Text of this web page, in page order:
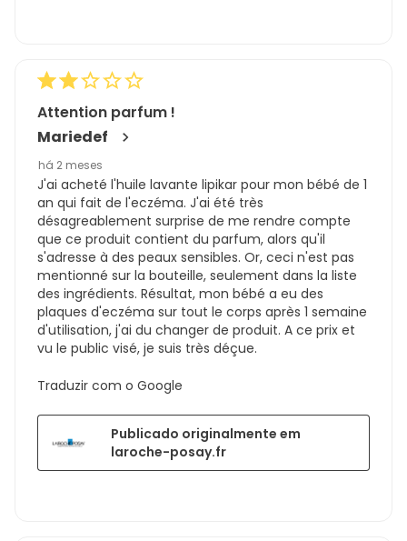
Attention parfum !
Mariedef
há 2 meses
J'ai acheté l'huile lavante lipikar pour mon bébé de 1
an qui fait de l'eczéma. J'ai été très
désagreablement surprise de me rendre compte
que ce produit contient du parfum, alors qu'il
s'adresse à des peaux sensibles. Or, ceci n'est pas
mentionné sur la bouteille, seulement dans la liste
des ingrédients. Résultat, mon bébé a eu des
plaques d'eczéma sur tout le corps après 1 semaine
d'utilisation, j'ai du changer de produit. A ce prix et
vu le public visé, je suis très déçue.
Traduzir com o Google
Publicado originalmente em
laroche-posay.fr